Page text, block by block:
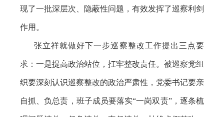
现了一批深层次、隐蔽性问题，有效发挥了巡察利剑
作用。
张立祥就做好下一步巡察整改工作提出三点要
求：一是提高政治站位，扛牢整改责任。被巡察党组
织要深刻认识巡察整改的政治严肃性，党委书记要亲
自抓、负总责，班子成员要落实“一岗双责”，逐条梳